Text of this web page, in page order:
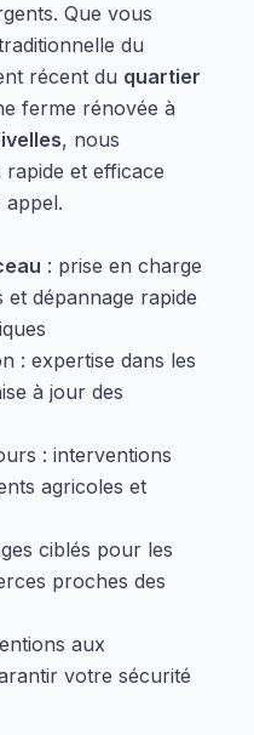
Que vous
du
récent du quartier
ferme rénovée à
, nous
et efficace
: prise en charge
et dépannage rapide
: expertise dans les
à jour des
: interventions
agricoles et
ciblés pour les
proches des
aux
votre sécurité